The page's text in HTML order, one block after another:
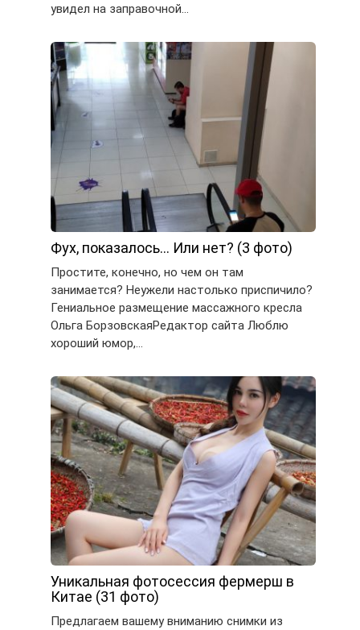
увидел на заправочной…
Фух, показалось… Или нет? (3 фото)
Простите, конечно, но чем он там
занимается? Неужели настолько приспичило?
Гениальное размещение массажного кресла
Ольга БорзовскаяРедактор сайта Люблю
хороший юмор,…
Уникальная фотосессия фермерш в
Китае (31 фото)
Предлагаем вашему вниманию снимки из